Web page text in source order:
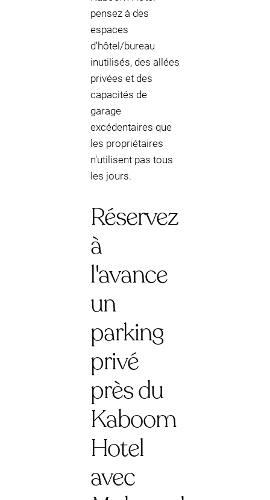
pensez à des
espaces
d'hôtel/bureau
inutilisés, des allées
privées et des
capacités de
garage
excédentaires que
les propriétaires
n'utilisent pas tous
les jours.
Réservez
à
l'avance
un
parking
privé
près du
Kaboom
Hotel
avec